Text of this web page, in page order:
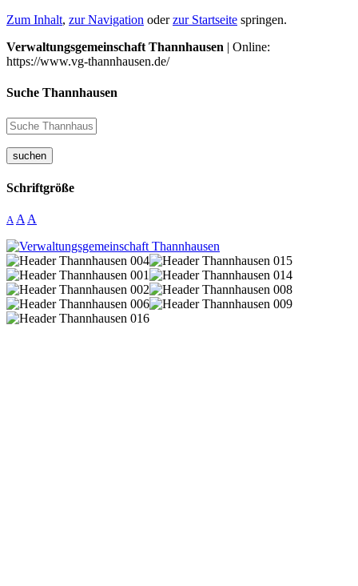
Zum Inhalt, zur Navigation oderzur Startseite springen.
Verwaltungsgemeinschaft Thannhausen | Online:
https://www.vg-thannhausen.de/
Suche Thannhausen
suchen
Schriftgröße
A A A